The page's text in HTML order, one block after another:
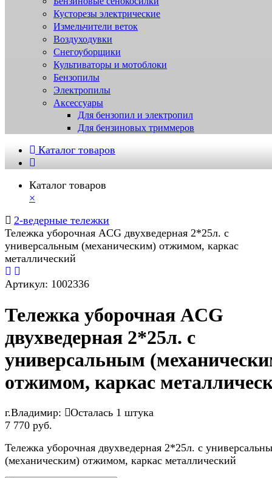
Кусторезы электрические
Измельчители веток
Воздуходувки
Снегоуборщики
Культиваторы и мотоблоки
Бензопилы
Электропилы
Аксессуары
Для бензопил и электропил
Для бензиновых триммеров
Каталог товаров
Каталог товаров
×
2-ведерные тележки
Тележка уборочная ACG двухведерная 2*25л. с
универсальным (механическим) отжимом, каркас
металлический
Артикул: 1002336
Тележка уборочная ACG
двухведерная 2*25л. с
универсальным
отжимом, каркас
г.Владимир:
Осталась 1 штука
7 770 руб.
Тележка уборочная двухведерная 2*25л. с
(механическим) отжимом, каркас металлический